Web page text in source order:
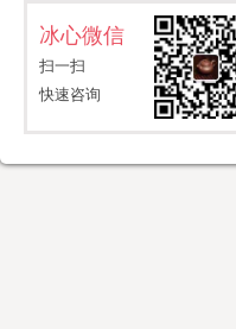
冰心微信
扫一扫
快速咨询